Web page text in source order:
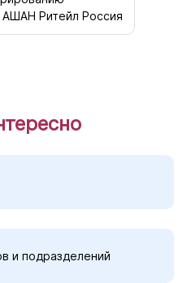
Ритейл Россия
и подразделений